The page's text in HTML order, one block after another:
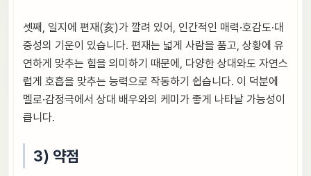
셋째, 일지에 편재(亥)가 깔려 있어, 인간적인 매력·호감도·대
중성의 기운이 있습니다. 편재는 넓게 사람을 품고, 상황에 유
연하게 맞추는 힘을 의미하기 때문에, 다양한 상대와도 자연스
럽게 호흡을 맞추는 능력으로 작동하기 쉽습니다. 이 덕분에
멜로·감정극에서 상대 배우와의 케미가 좋게 나타날 가능성이
큽니다.
3) 약점